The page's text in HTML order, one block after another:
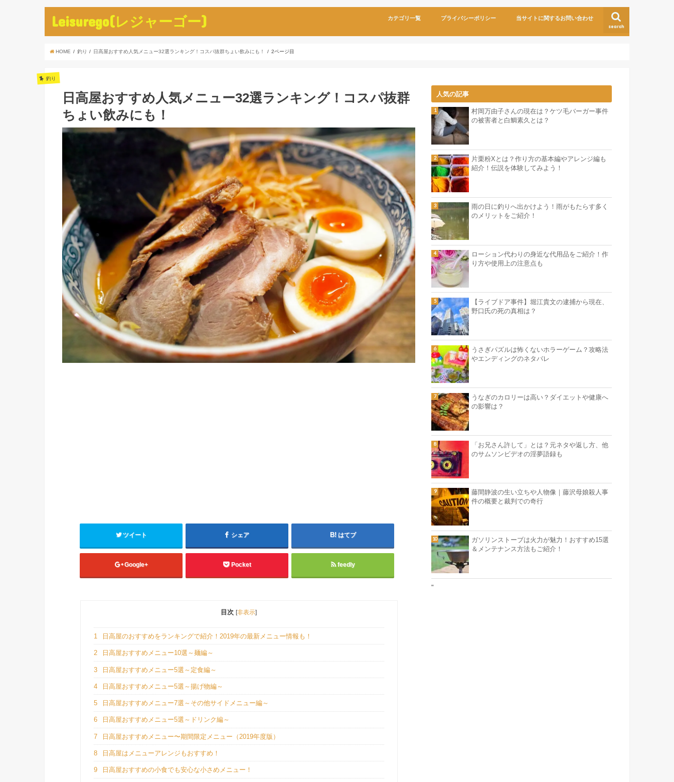
Leisurego(レジャーゴー) search
カテゴリ一覧 プライバシーポリシー 当サイトに関するお問い合わせ
HOME 釣り 日高屋おすすめ人気メニュー32選ランキング！コスパ抜群ちょい飲みにも！ 2ページ目
釣り
日高屋おすすめ人気メニュー32選ランキング！コスパ抜群
ちょい飲みにも！
ツイート シェア はてブ
Google+ Pocket feedly
目次 [非表示]
1 日高屋のおすすめをランキングで紹介！2019年の最新メニュー情報も！
2 日高屋おすすめメニュー10選～麺編～
3 日高屋おすすめメニュー5選～定食編～
4 日高屋おすすめメニュー5選～揚げ物編～
5 日高屋おすすめメニュー7選～その他サイドメニュー編～
6 日高屋おすすめメニュー5選～ドリンク編～
7 日高屋おすすめメニュー〜期間限定メニュー（2019年度版）
8 日高屋はメニューアレンジもおすすめ！
9 日高屋おすすめの小食でも安心な小さめメニュー！
人気の記事
村岡万由子さんの現在は？ケツ毛バーガー事件
の被害者と白鯛素久とは？
片栗粉Xとは？作り方の基本編やアレンジ編も
紹介！伝説を体験してみよう！
雨の日に釣りへ出かけよう！雨がもたらす多く
のメリットをご紹介！
ローション代わりの身近な代用品をご紹介！作
り方や使用上の注意点も
【ライブドア事件】堀江貴文の逮捕から現在、
野口氏の死の真相は？
うさぎパズルは怖くないホラーゲーム？攻略法
やエンディングのネタバレ
うなぎのカロリーは高い？ダイエットや健康へ
の影響は？
「お兄さん許して」とは？元ネタや返し方、他
のサムソンビデオの淫夢語録も
藤間静波の生い立ちや人物像｜藤沢母娘殺人事
件の概要と裁判での奇行
ガソリンストーブは火力が魅力！おすすめ15選
＆メンテナンス方法もご紹介！
"